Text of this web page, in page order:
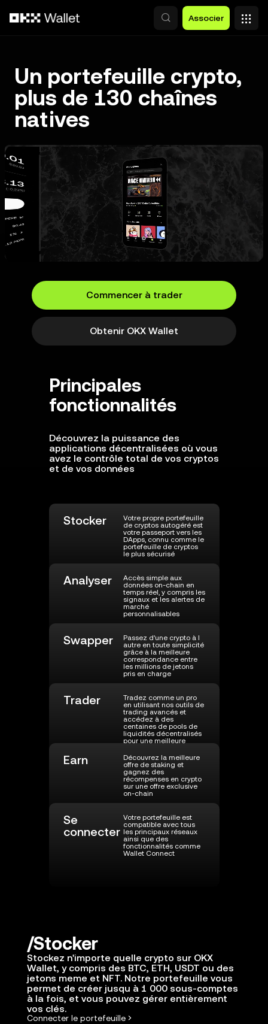
Associer
Un portefeuille crypto,
plus de 130 chaînes
natives
Commencer à trader
Obtenir OKX Wallet
Principales
fonctionnalités
Découvrez la puissance des
applications décentralisées où vous
avez le contrôle total de vos cryptos
et de vos données
Stocker
Votre propre portefeuille
de cryptos autogéré est
votre passeport vers les
DApps, connu comme le
portefeuille de cryptos
le plus sécurisé
Analyser
Accès simple aux
données on-chain en
temps réel, y compris les
signaux et les alertes de
marché
personnalisables
Swapper
Passez d'une crypto à l
autre en toute simplicité
grâce à la meilleure
correspondance entre
les millions de jetons
pris en charge
Trader
Tradez comme un pro
en utilisant nos outils de
trading avancés et
accédez à des
centaines de pools de
liquidités décentralisés
pour une meilleure
Earn
Découvrez la meilleure
offre de staking et
gagnez des
récompenses en crypto
sur une offre exclusive
on-chain
Se
connecter
Votre portefeuille est
compatible avec tous
les principaux réseaux
ainsi que des
fonctionnalités comme
Wallet Connect
Stocker
Stockez n'importe quelle crypto sur OKX
Wallet, y compris des BTC, ETH, USDT ou des
jetons meme et NFT. Notre portefeuille vous
permet de créer jusqu à 1 000 sous-comptes
à la fois, et vous pouvez gérer entièrement
vos clés.
Connecter le portefeuille